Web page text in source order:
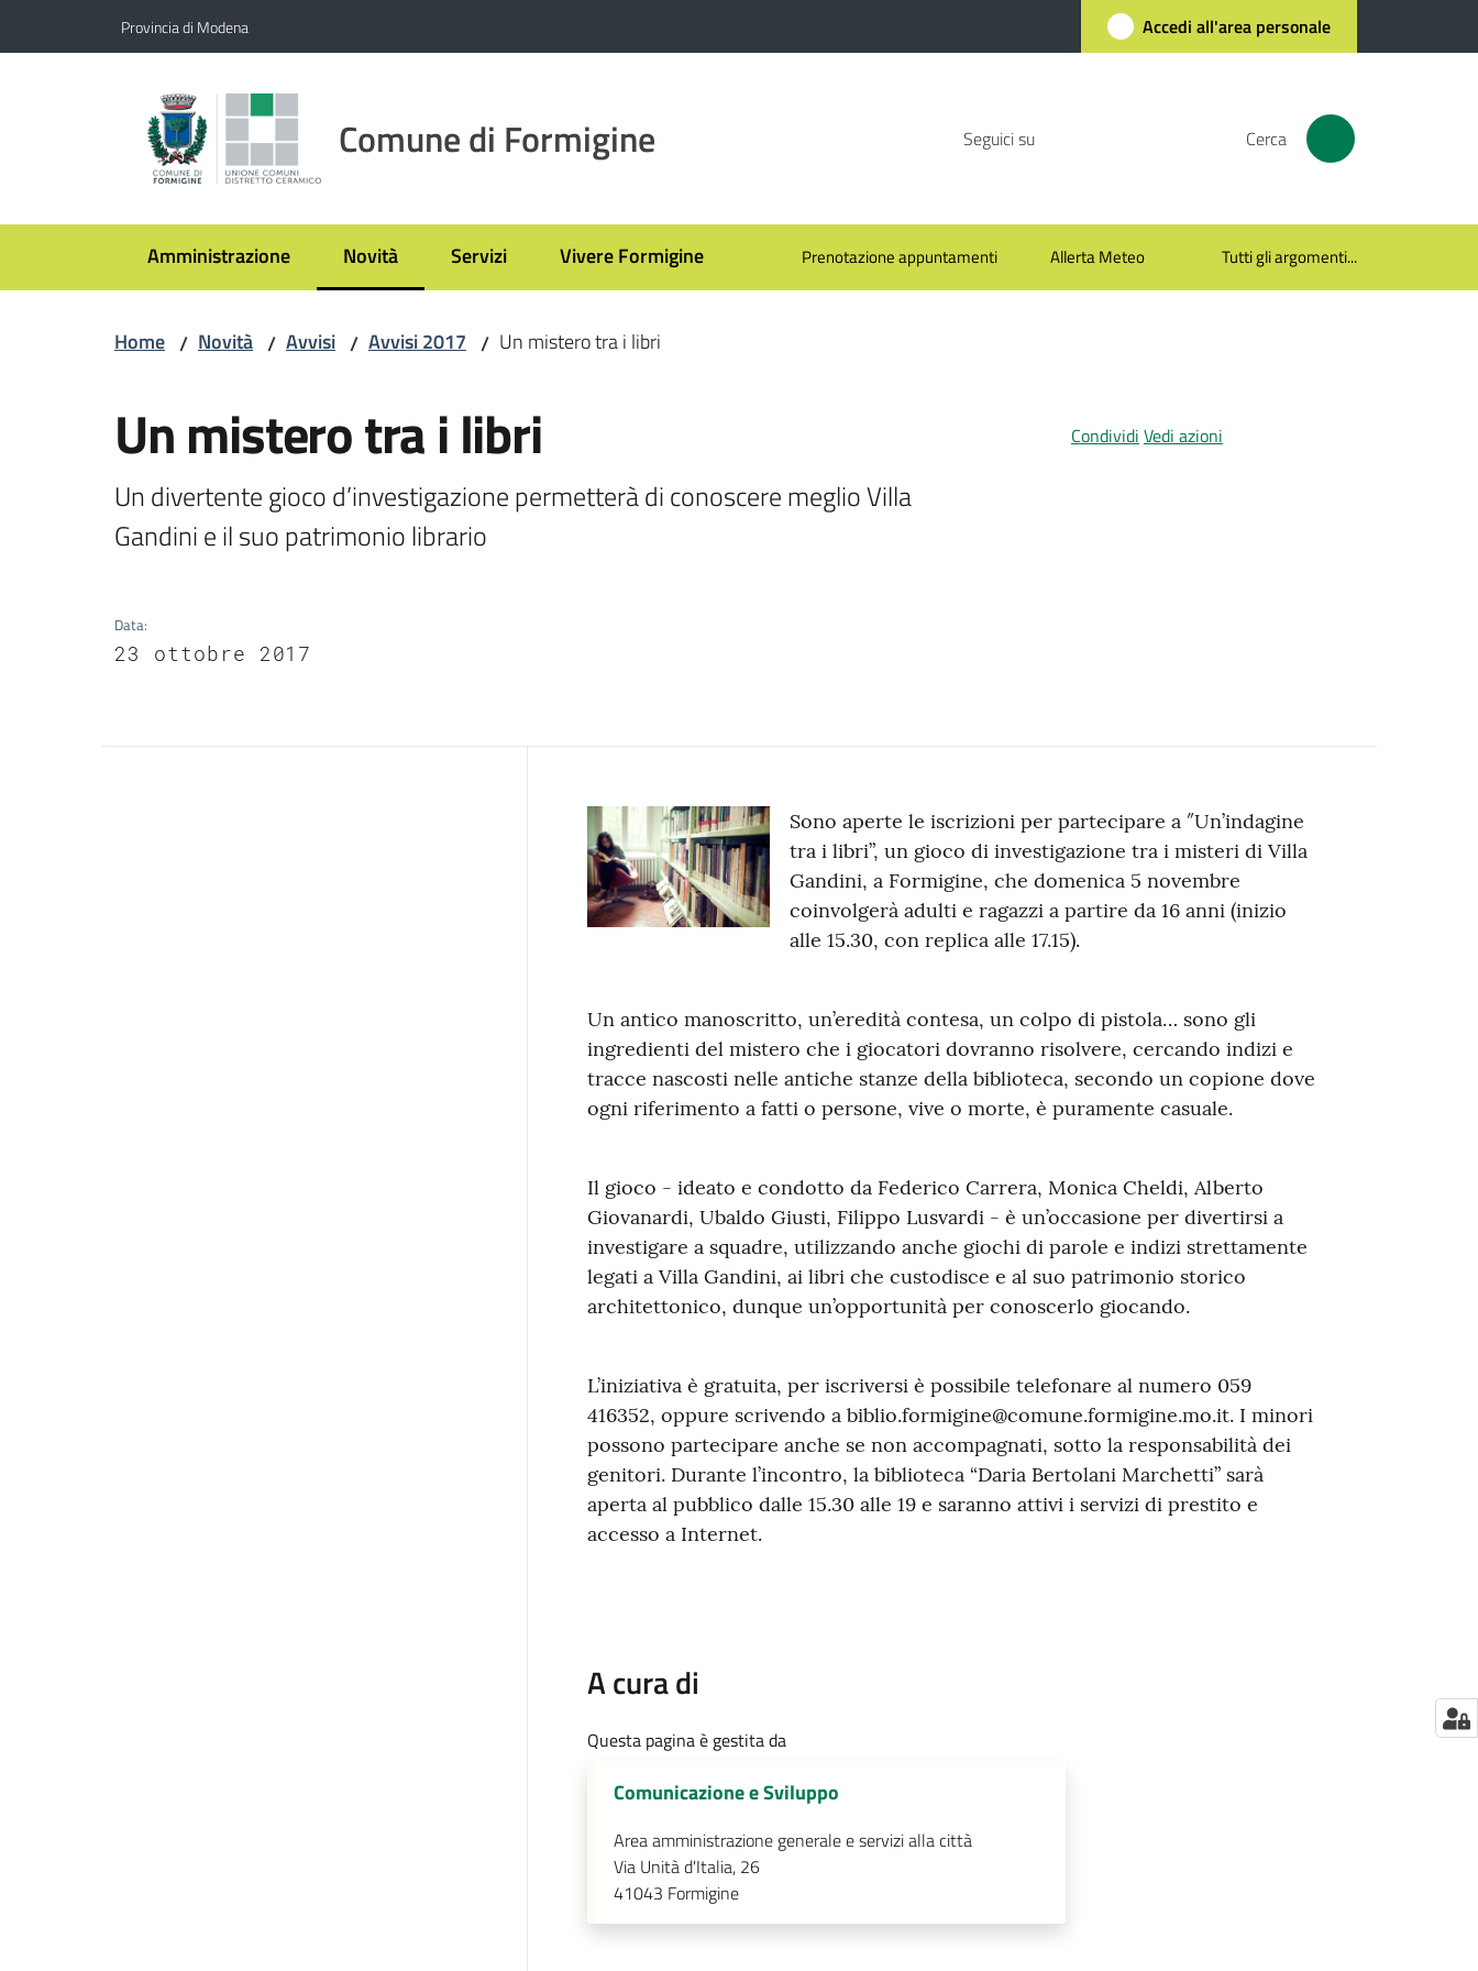
Provincia di Modena Accedi all'area personale
Comune di Formigine Seguici su Cerca
Amministrazione Novità
Menu selezionato
Servizi Vivere Formigine Prenotazione appuntamenti Allerta Meteo Tutti gli argomenti...
Home / Novità / Avvisi / Avvisi 2017 / Un mistero tra i libri
Un mistero tra i libri
Un divertente gioco d’investigazione permetterà di conoscere meglio Villa
Gandini e il suo patrimonio librario
Data:
23 ottobre 2017
Condividi Vedi azioni
Contenuto
Sono aperte le iscrizioni per partecipare a ″Un’indagine
tra i libri”, un gioco di investigazione tra i misteri di Villa
Gandini, a Formigine, che domenica 5 novembre
coinvolgerà adulti e ragazzi a partire da 16 anni (inizio
alle 15.30, con replica alle 17.15).
Un antico manoscritto, un’eredità contesa, un colpo di pistola… sono gli
ingredienti del mistero che i giocatori dovranno risolvere, cercando indizi e
tracce nascosti nelle antiche stanze della biblioteca, secondo un copione dove
ogni riferimento a fatti o persone, vive o morte, è puramente casuale.
Il gioco - ideato e condotto da Federico Carrera, Monica Cheldi, Alberto
Giovanardi, Ubaldo Giusti, Filippo Lusvardi - è un’occasione per divertirsi a
investigare a squadre, utilizzando anche giochi di parole e indizi strettamente
legati a Villa Gandini, ai libri che custodisce e al suo patrimonio storico
architettonico, dunque un’opportunità per conoscerlo giocando.
L’iniziativa è gratuita, per iscriversi è possibile telefonare al numero 059
416352, oppure scrivendo a biblio.formigine@comune.formigine.mo.it. I minori
possono partecipare anche se non accompagnati, sotto la responsabilità dei
genitori. Durante l’incontro, la biblioteca “Daria Bertolani Marchetti” sarà
aperta al pubblico dalle 15.30 alle 19 e saranno attivi i servizi di prestito e
accesso a Internet.
A cura di
Questa pagina è gestita da
Comunicazione e Sviluppo
Area amministrazione generale e servizi alla città
Via Unità d'Italia, 26
41043 Formigine